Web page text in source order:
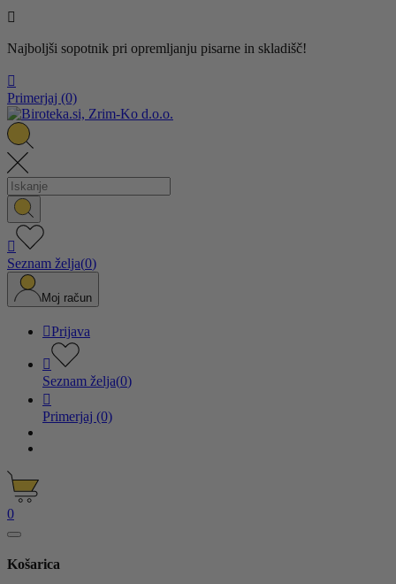

Najboljši sopotnik pri opremljanju pisarne in skladišč!

Primerjaj (0)

Seznam želja(0)
Moj račun
Prijava

Seznam želja(0)

Primerjaj (0)
0
Košarica